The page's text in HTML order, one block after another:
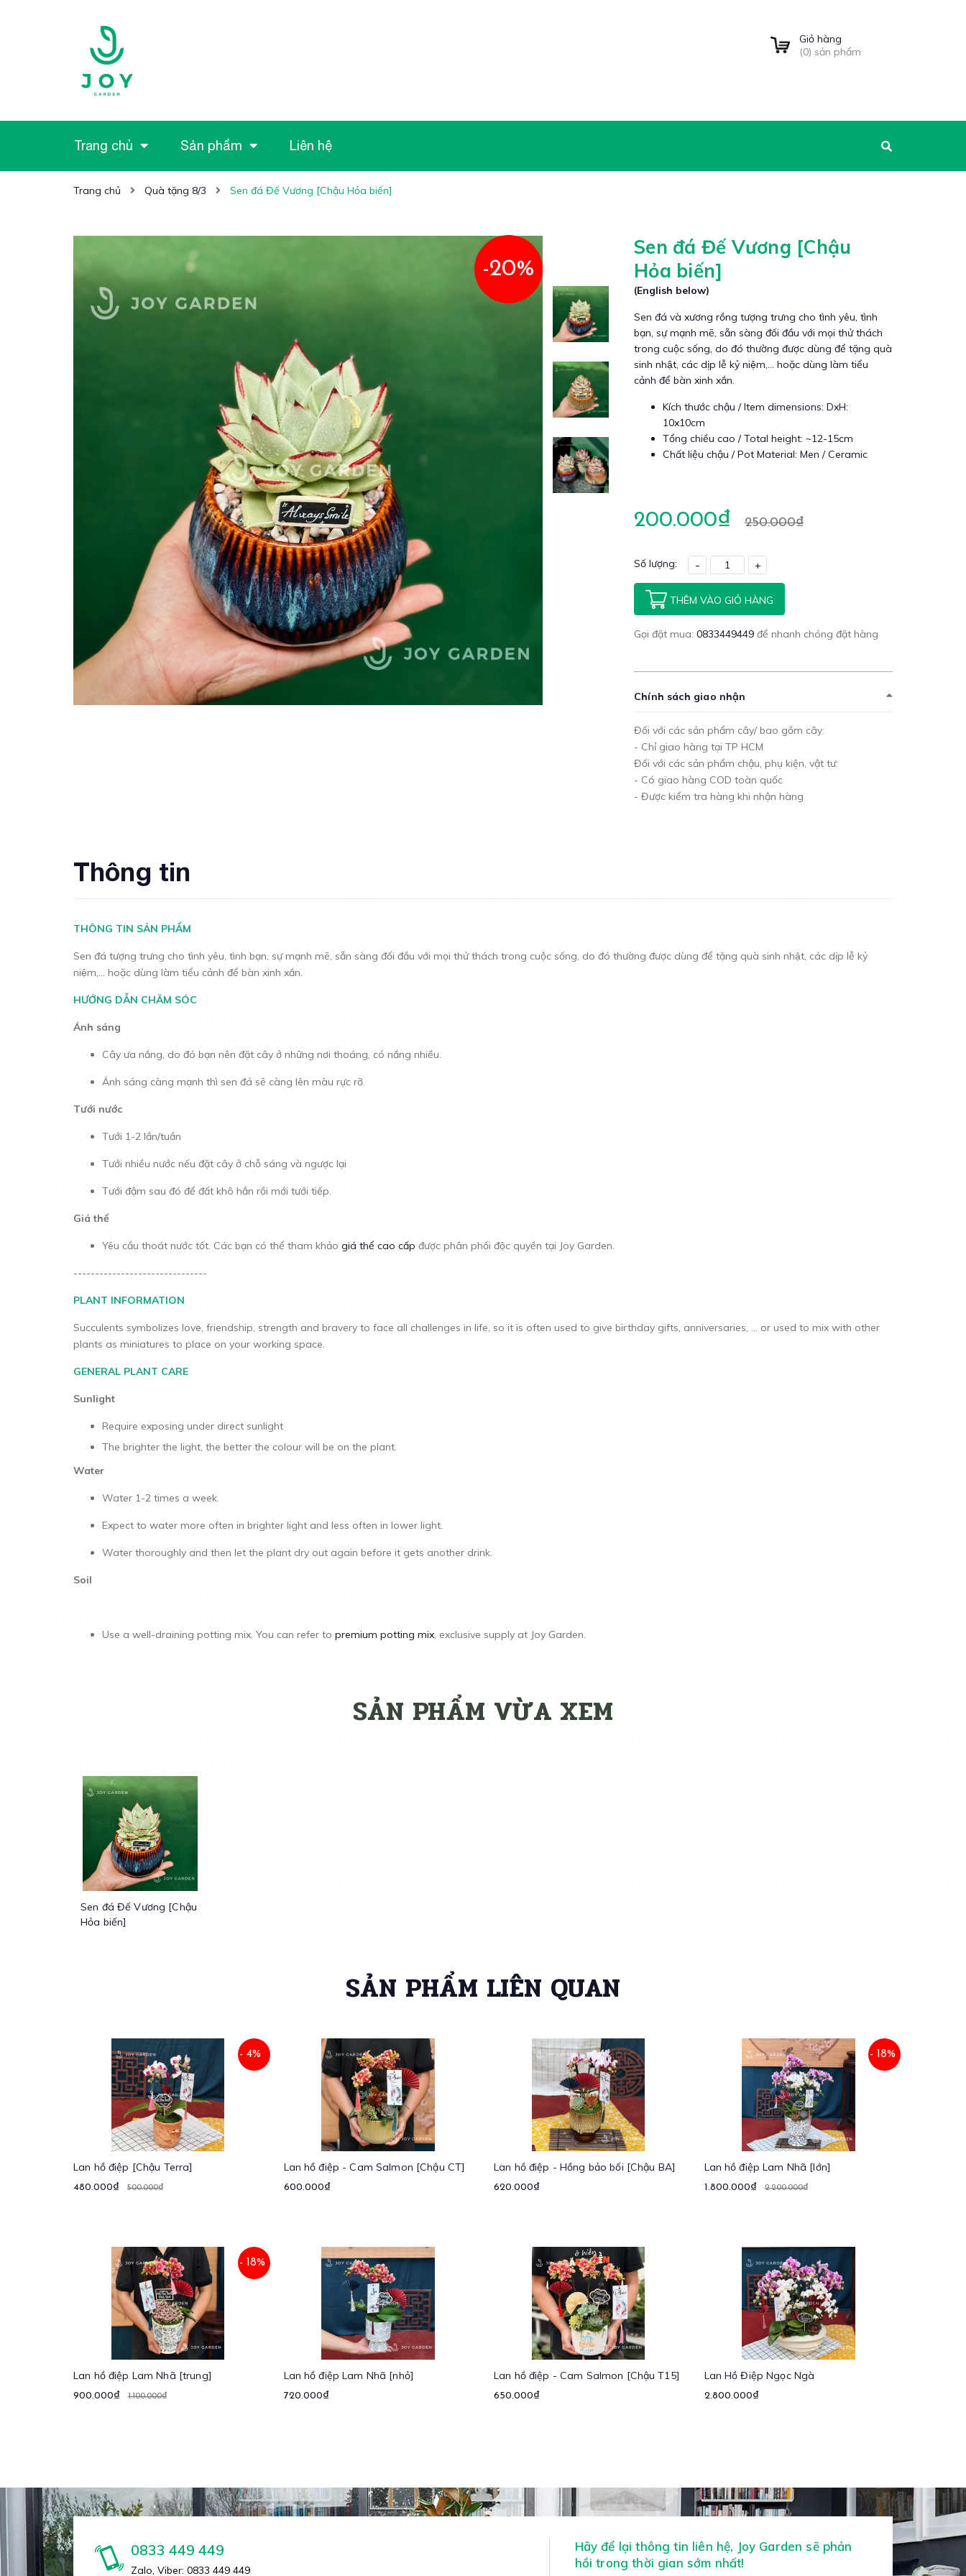
Giỏ hàng
(0) sản phẩm
Trang chủ Sản phẩm Liên hệ
Trang chủ Quà tặng 8/3 Sen đá Đế Vương [Chậu Hỏa biến]
-20%
Sen đá Đế Vương [Chậu
Hỏa biến]
(English below)
Sen đá và xương rồng tượng trưng cho tình yêu, tình
bạn, sự mạnh mẽ, sẵn sàng đối đầu với mọi thử thách
trong cuộc sống, do đó thường được dùng để tặng quà
sinh nhật, các dịp lễ kỷ niệm,... hoặc dùng làm tiểu
cảnh để bàn xinh xắn.
Kích thước chậu / Item dimensions: DxH:
10x10cm
Tổng chiều cao / Total height: ~12-15cm
Chất liệu chậu / Pot Material: Men / Ceramic
200.000₫ 250.000₫
Số lượng: - +
THÊM VÀO GIỎ HÀNG
Gọi đặt mua: 0833449449 để nhanh chóng đặt hàng
Chính sách giao nhận
Đối với các sản phẩm cây/ bao gồm cây:
- Chỉ giao hàng tại TP HCM
Đối với các sản phẩm chậu, phụ kiện, vật tư:
- Có giao hàng COD toàn quốc
- Được kiểm tra hàng khi nhận hàng
Thông tin
THÔNG TIN SẢN PHẨM
Sen đá tượng trưng cho tình yêu, tình bạn, sự mạnh mẽ, sẵn sàng đối đầu với mọi thử thách trong cuộc sống, do đó thường được dùng để tặng quà sinh nhật, các dịp lễ kỷ
niệm,... hoặc dùng làm tiểu cảnh để bàn xinh xắn.
HƯỚNG DẪN CHĂM SÓC
Ánh sáng
Cây ưa nắng, do đó bạn nên đặt cây ở những nơi thoáng, có nắng nhiều.
Ánh sáng càng mạnh thì sen đá sẽ càng lên màu rực rỡ.
Tưới nước
Tưới 1-2 lần/tuần
Tưới nhiều nước nếu đặt cây ở chỗ sáng và ngược lại
Tưới đậm sau đó để đất khô hẳn rồi mới tưới tiếp.
Giá thể
Yêu cầu thoát nước tốt. Các bạn có thể tham khảo giá thể cao cấpđược phân phối độc quyền tại Joy Garden.
-------------------------------
PLANT INFORMATION
Succulents symbolizes love, friendship, strength and bravery to face all challenges in life, so it is often used to give birthday gifts, anniversaries, ... or used to mix with other
plants as miniatures to place on your working space.
GENERAL PLANT CARE
Sunlight
Require exposing under direct sunlight
The brighter the light, the better the colour will be on the plant.
Water
Water 1-2 times a week.
Expect to water more often in brighter light and less often in lower light.
Water thoroughly and then let the plant dry out again before it gets another drink.
Soil
Use a well-draining potting mix. You can refer topremium potting mix, exclusive supply at Joy Garden.
SẢN PHẨM VỪA XEM
Sen đá Đế Vương [Chậu
Hỏa biến]
SẢN PHẨM LIÊN QUAN
- 4%
Lan hồ điệp [Chậu Terra]
480.000₫ 500.000₫
Lan hồ điệp - Cam Salmon [Chậu CT]
600.000₫
Lan hồ điệp - Hồng bảo bối [Chậu BA]
620.000₫
- 18%
Lan hồ điệp Lam Nhã [lớn]
1.800.000₫ 2.200.000₫
- 18%
Lan hồ điệp Lam Nhã [trung]
900.000₫ 1.100.000₫
Lan hồ điệp Lam Nhã [nhỏ]
720.000₫
Lan hồ điệp - Cam Salmon [Chậu T15]
650.000₫
Lan Hồ Điệp Ngọc Ngà
2.800.000₫
0833 449 449
Zalo, Viber: 0833 449 449
Hãy để lại thông tin liên hệ, Joy Garden sẽ phản
hồi trong thời gian sớm nhất!